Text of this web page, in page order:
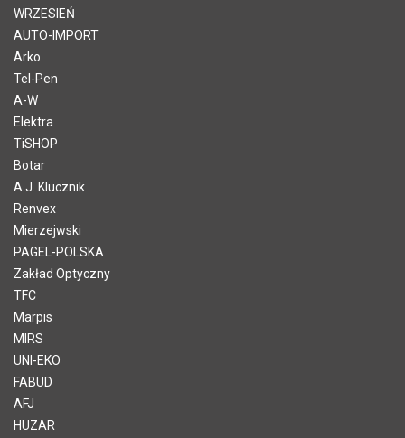
WRZESIEŃ
AUTO-IMPORT
Arko
Tel-Pen
A-W
Elektra
TiSHOP
Botar
A.J. Klucznik
Renvex
Mierzejwski
PAGEL-POLSKA
Zakład Optyczny
TFC
Marpis
MIRS
UNI-EKO
FABUD
AFJ
HUZAR